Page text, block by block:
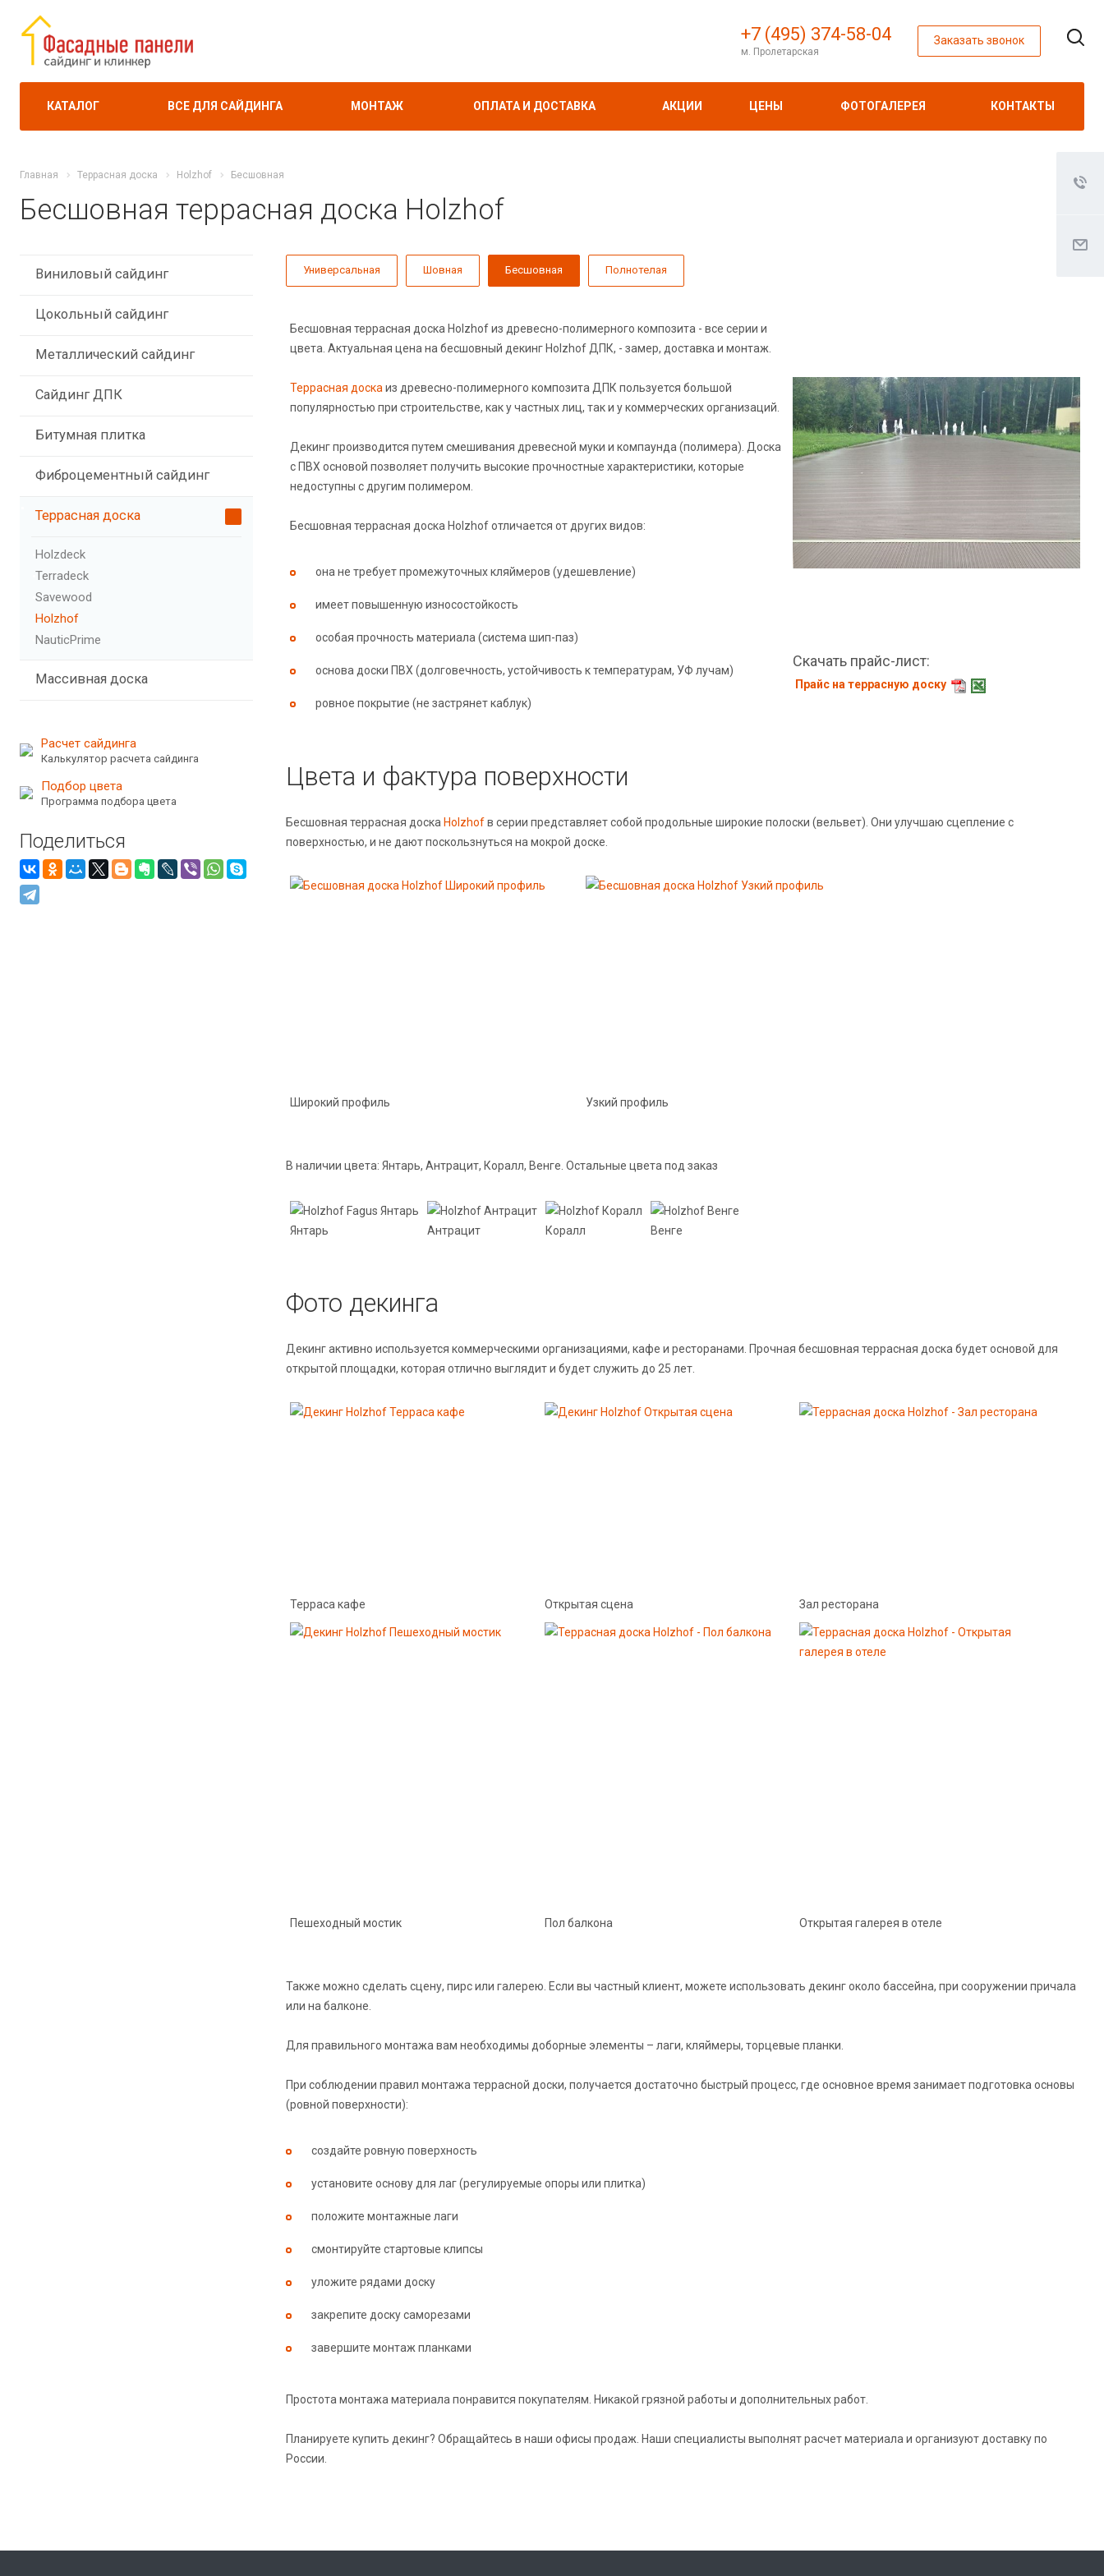
+7 (495) 374-58-04
м. Пролетарская
Заказать звонок
КАТАЛОГ ВСЕ ДЛЯ САЙДИНГА МОНТАЖ ОПЛАТА И ДОСТАВКА АКЦИИ ЦЕНЫ ФОТОГАЛЕРЕЯ КОНТАКТЫ
Главная Террасная доска Holzhof Бесшовная
Бесшовная террасная доска Holzhof
Универсальная Шовная Бесшовная Полнотелая
Бесшовная террасная доска Holzhof из древесно-полимерного композита - все серии и
цвета. Актуальная цена на бесшовный декинг Holzhof ДПК, - замер, доставка и монтаж.
Террасная доскаиз древесно-полимерного композита ДПК пользуется большой
популярностью при строительстве, как у частных лиц, так и у коммерческих организаций.
Декинг производится путем смешивания древесной муки и компаунда (полимера). Доска
с ПВХ основой позволяет получить высокие прочностные характеристики, которые
недоступны с другим полимером.
Бесшовная террасная доска Holzhof отличается от других видов:
она не требует промежуточных кляймеров (удешевление)
имеет повышенную износостойкость
особая прочность материала (система шип-паз)
основа доски ПВХ (долговечность, устойчивость к температурам, УФ лучам)
ровное покрытие (не застрянет каблук)
Скачать прайс-лист:
Прайс на террасную доску
Цвета и фактура поверхности
Бесшовная террасная доска Holzhofв серии представляет собой продольные широкие полоски (вельвет). Они улучшаю сцепление с
поверхностью, и не дают поскользнуться на мокрой доске.
Широкий профиль Узкий профиль
В наличии цвета: Янтарь, Антрацит, Коралл, Венге. Остальные цвета под заказ
Янтарь Антрацит Коралл Венге
Фото декинга
Декинг активно используется коммерческими организациями, кафе и ресторанами. Прочная бесшовная террасная доска будет основой для
открытой площадки, которая отлично выглядит и будет служить до 25 лет.
Терраса кафе Открытая сцена Зал ресторана
Пешеходный мостик Пол балкона Открытая галерея в отеле
Также можно сделать сцену, пирс или галерею. Если вы частный клиент, можете использовать декинг около бассейна, при сооружении причала
или на балконе.
Для правильного монтажа вам необходимы доборные элементы – лаги, кляймеры, торцевые планки.
При соблюдении правил монтажа террасной доски, получается достаточно быстрый процесс, где основное время занимает подготовка основы
(ровной поверхности):
создайте ровную поверхность
установите основу для лаг (регулируемые опоры или плитка)
положите монтажные лаги
смонтируйте стартовые клипсы
уложите рядами доску
закрепите доску саморезами
завершите монтаж планками
Простота монтажа материала понравится покупателям. Никакой грязной работы и дополнительных работ.
Планируете купить декинг? Обращайтесь в наши офисы продаж. Наши специалисты выполнят расчет материала и организуют доставку по
России.
Виниловый сайдинг
Цокольный сайдинг
Металлический сайдинг
Сайдинг ДПК
Битумная плитка
Фиброцементный сайдинг
Террасная доска
Holzdeck
Terradeck
Savewood
Holzhof
NauticPrime
Массивная доска
Расчет сайдинга
Калькулятор расчета сайдинга
Подбор цвета
Программа подбора цвета
Поделиться